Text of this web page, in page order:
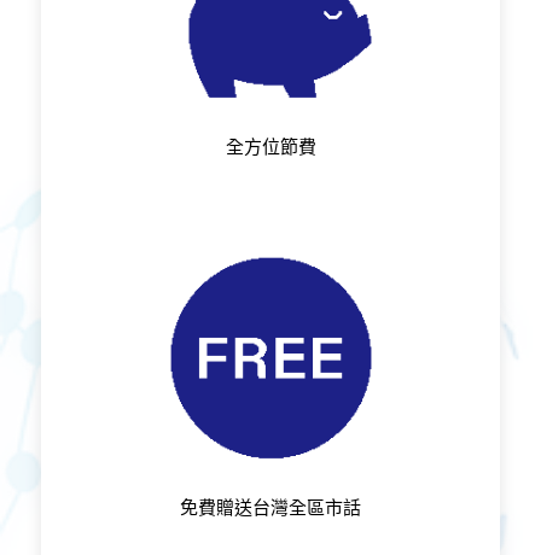
全方位節費
免費贈送台灣全區市話